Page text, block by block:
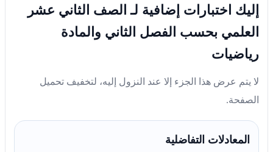
إليك اختبارات إضافية لـ الصف الثاني عشر
العلمي بحسب الفصل الثاني والمادة
رياضيات
لا يتم عرض هذا الجزء إلا عند النزول إليه، لتخفيف تحميل
الصفحة.
المعادلات التفاضلية